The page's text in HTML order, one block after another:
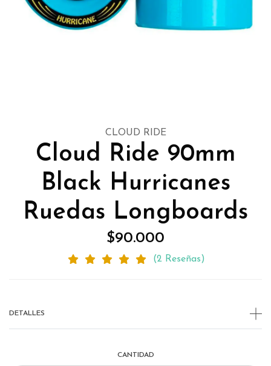
CLOUD RIDE
Cloud Ride 90mm
Black Hurricanes
Ruedas Longboards
$90.000
(2 Reseñas)
DETALLES
CANTIDAD